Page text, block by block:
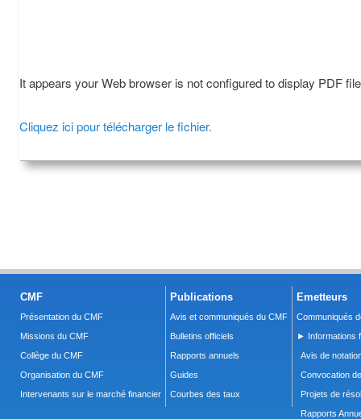
It appears your Web browser is not configured to display PDF
Cliquez ici pour télécharger le fichier.
CMF
Présentation du CMF
Missions du CMF
Collège du CMF
Organisation du CMF
Intervenants sur le marché financier
Publications
Avis et communiqués du CMF
Bulletins officiels
Rapports annuels
Guides
Courbes des taux
Emetteurs
Communiqués
► Informations
Avis de
Convocation
Projets de
Rapports